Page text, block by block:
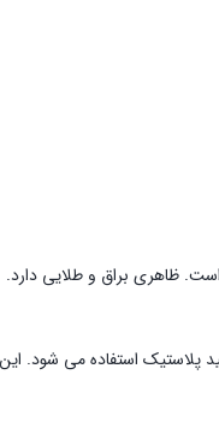
ظاهری براق و طلایی دارد.